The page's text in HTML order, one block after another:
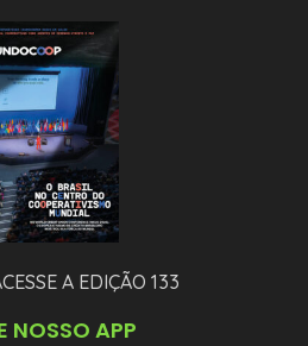
A EDIÇÃO 133
NOSSO APP